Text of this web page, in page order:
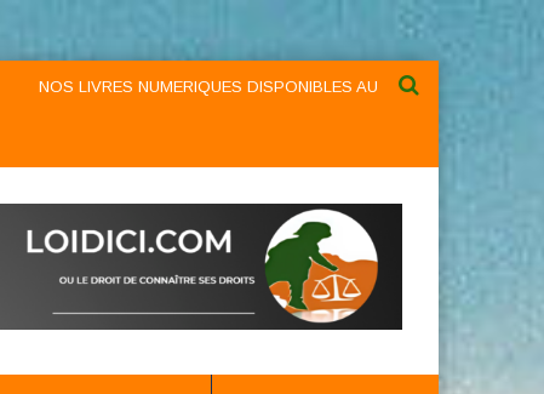
LIVRES NUMERIQUES DISPONIBLES AU NIVEAU DU MENU ...NOS